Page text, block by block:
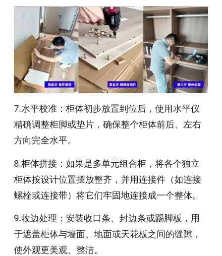
7.水平校准：柜体初步放置到位后，使用水平仪
精确调整柜脚或垫片，确保整个柜体前后、左右
方向完全水平。
8.柜体拼接：如果是多单元组合柜，将各个独立
柜体按设计位置摆放整齐，并用连接件（如连接
螺栓或连接带）将它们牢固地连接成一个整体。
9.收边处理：安装收口条、封边条或踢脚板，用
于遮盖柜体与墙面、地面或天花板之间的缝隙，
使外观更美观、整洁。